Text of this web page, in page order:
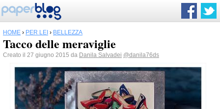
HOME › PER LEI › BELLEZZA
Tacco delle meraviglie
Creato il 27 giugno 2015 da Danila Salvadei @danila76ds